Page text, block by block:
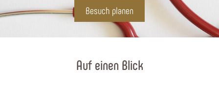
Besuch planen
Auf einen Blick